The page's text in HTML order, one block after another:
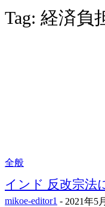
Tag: 経済負
全般
インド 反改宗法
mikoe-editor1 - 2021年5